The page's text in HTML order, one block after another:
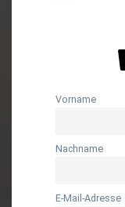
Vorname
Nachname
E-Mail-Adresse